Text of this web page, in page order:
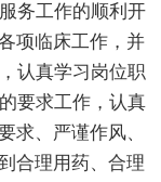
务工作的顺利开
项临床工作，并
认真学习岗位职
要求工作，认真
求、严谨作风、
合理用药、合理